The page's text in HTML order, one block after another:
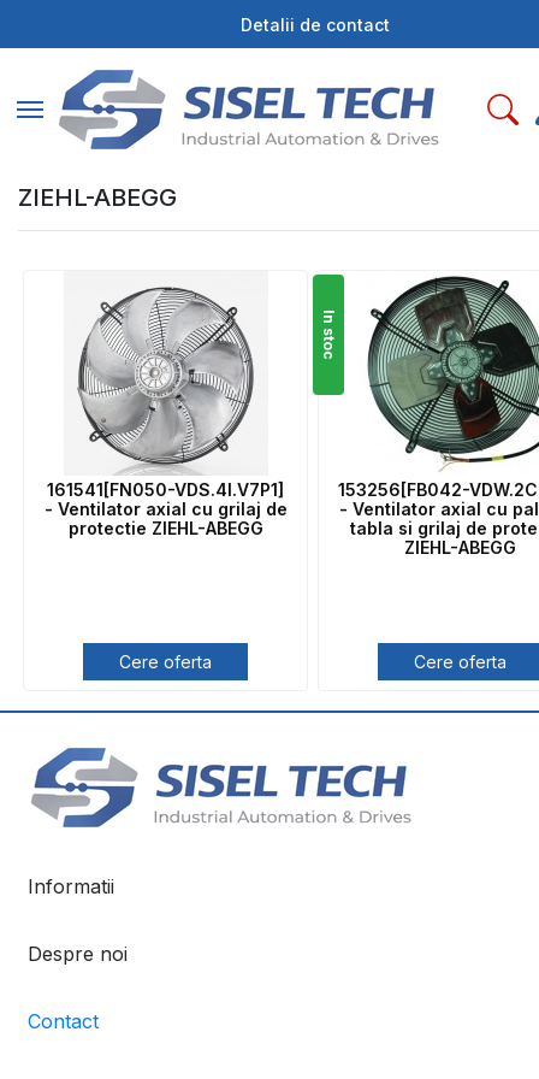
Detalii de contact
Toggle navigation
ZIEHL-ABEGG
161541[FN050-VDS.4I.V7P1]
- Ventilator axial cu grilaj de
protectie ZIEHL-ABEGG
Cere oferta
In stoc
153256[FB042-
- Ventilator axial cu
tabla si grilaj de
ZIEHL-ABEGG
Cere oferta
Informatii
Despre noi
Contact